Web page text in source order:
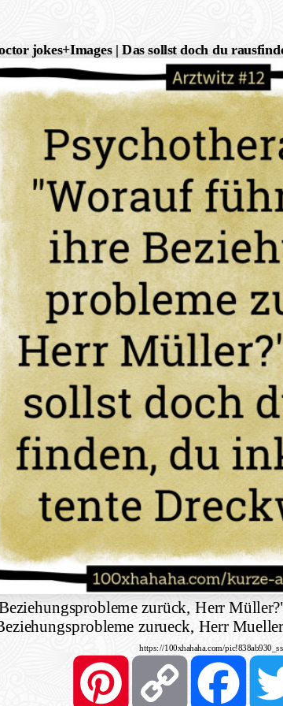
jokes+Images | Das sollst doch du
zurück, Herr
zurueck, Herr
https://100xhahaha.com/
PinterestCopy
Link